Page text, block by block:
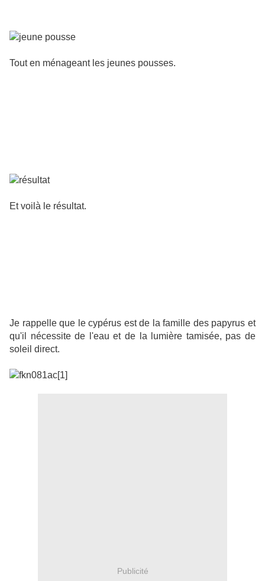
Tout en ménageant les jeunes pousses.
Et voilà le résultat.
Je rappelle que le cypérus est de la famille des papyrus et
qu'il nécessite de l'eau et de la lumière tamisée, pas de
soleil direct.
Publicité